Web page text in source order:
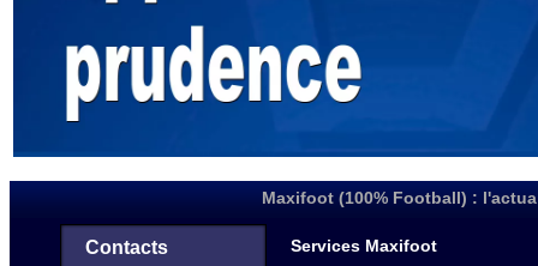
Maxifoot (100% Football) :
Contacts Services Maxifoot